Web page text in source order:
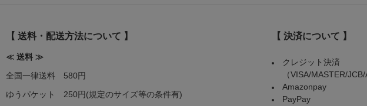
【 送料・配送方法について 】
≪ 送料 ≫
全国一律送料 580円
ゆうパケット 250円(規定のサイズ等の条件有)
【 決済について 】
クレジット決済
（VISA/MASTER/
Amazonpay
PayPay